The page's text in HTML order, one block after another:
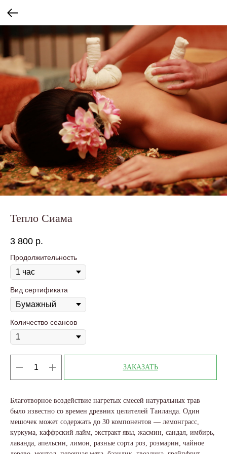
Тепло Сиама
3 800 р.
Продолжительность
Вид сертификата
Количество сеансов
ЗАКАЗАТЬ
Благотворное воздействие нагретых смесей натуральных трав
было известно со времен древних целителей Таиланда. Один
мешочек может содержать до 30 компонентов — лемонграсс,
куркума, каффрский лайм, экстракт явы, жасмин, сандал, имбирь,
лаванда, апельсин, лимон, разные сорта роз, розмарин, чайное